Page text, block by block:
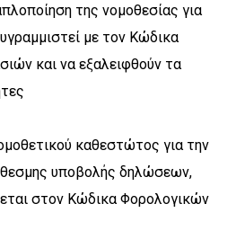
της νομοθεσίας για
με τον Κώδικα
και να εξαλειφθούν τα
καθεστώτος για την
υποβολής δηλώσεων,
στον Κώδικα Φορολογικών